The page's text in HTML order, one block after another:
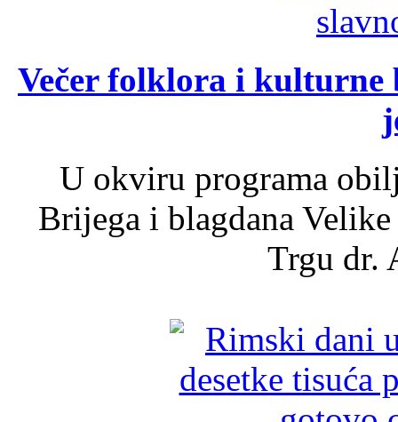
Večer folklora i kulturne
U okviru programa
Brijega i blagdana
Trgu dr.